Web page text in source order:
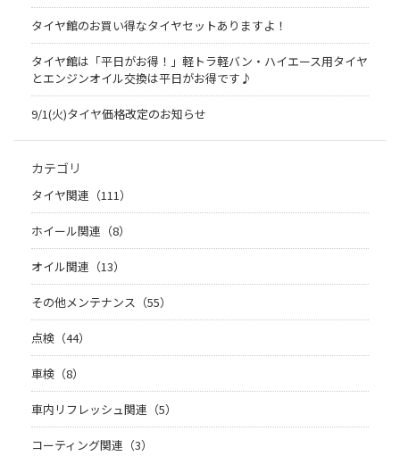
タイヤ館のお買い得なタイヤセットありますよ！
タイヤ館は「平日がお得！」軽トラ軽バン・ハイエース用タイヤ
とエンジンオイル交換は平日がお得です♪
9/1(火)タイヤ価格改定のお知らせ
カテゴリ
タイヤ関連（111）
ホイール関連（8）
オイル関連（13）
その他メンテナンス（55）
点検（44）
車検（8）
車内リフレッシュ関連（5）
コーティング関連（3）